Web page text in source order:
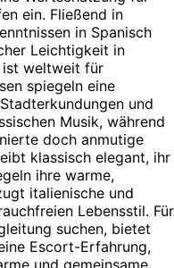
ein. Fließend in
in Spanisch
Leichtigkeit in
ist weltweit für
spiegeln eine
und
Musik, während
doch anmutige
klassisch elegant, ihr
ihre warme,
italienische und
Lebensstil. Für
suchen, bietet
Escort-Erfahrung,
und gemeinsame